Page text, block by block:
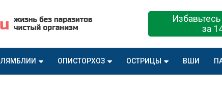
за
ЛЯМБЛИИ ОПИСТОРХОЗ ОСТРИЦЫ ВШИ